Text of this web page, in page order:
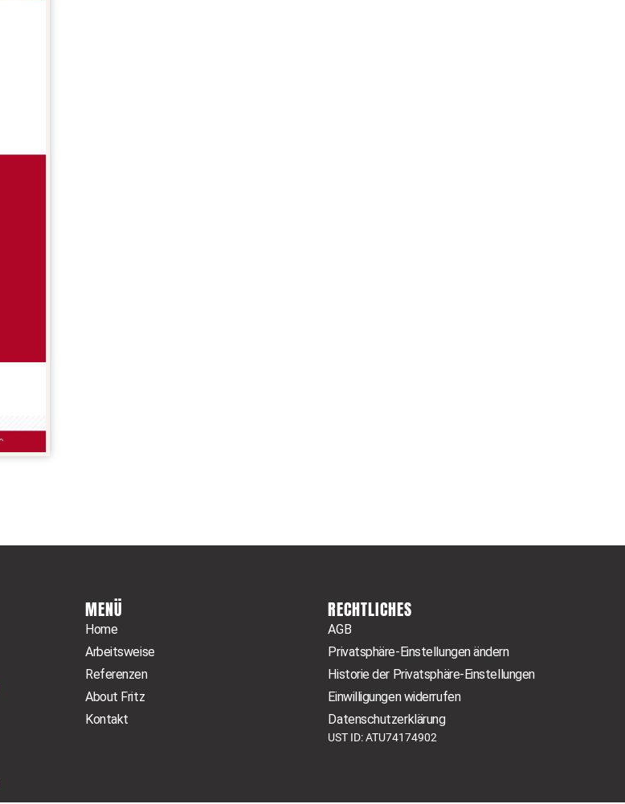
MENÜ
Home
Arbeitsweise
Referenzen
About Fritz
Kontakt
RECHTLICHES
AGB
Privatsphäre-Einstellungen ändern
Historie der Privatsphäre-Einstellungen
Einwilligungen widerrufen
Datenschutzerklärung
UST ID: ATU74174902